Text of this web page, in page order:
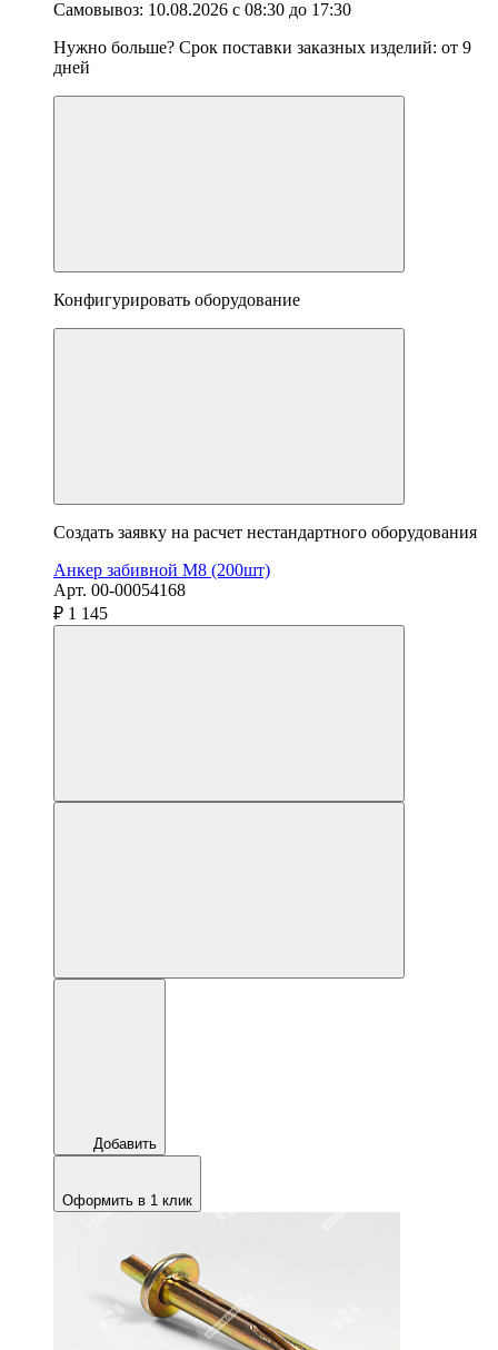
Самовывоз: 10.08.2026 с 08:30 до 17:30
Нужно больше? Срок поставки заказных изделий: от 9
дней
Конфигурировать оборудование
Создать заявку на расчет нестандартного оборудования
Анкер забивной М8 (200шт)
Арт. 00-00054168
₽ 1 145
Добавить
Оформить в 1 клик